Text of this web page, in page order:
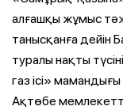
алғашқы жұмыс
танысқанға дейін
туралы нақты
газ ісі»
Ақтөбе